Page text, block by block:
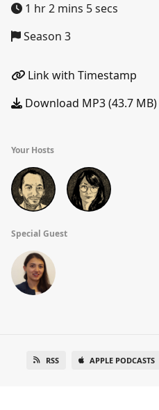
1 hr 2 mins 5 secs
Season 3
Link with Timestamp
Download MP3 (43.7 MB)
Your Hosts
Special Guest
RSS APPLE PODCASTS